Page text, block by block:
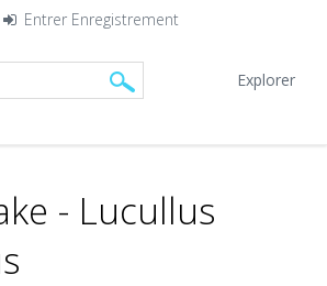
Entrer Enregistrement
Explorer
- Lucullus